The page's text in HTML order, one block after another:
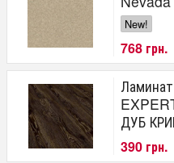
New!
768 грн.
ДУБ
390 грн.